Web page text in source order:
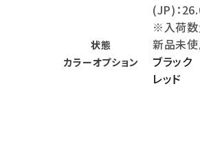
アクセサリー
(JP)：
※入荷数
状態 新品未
カラーオプション
ブラック
レッド